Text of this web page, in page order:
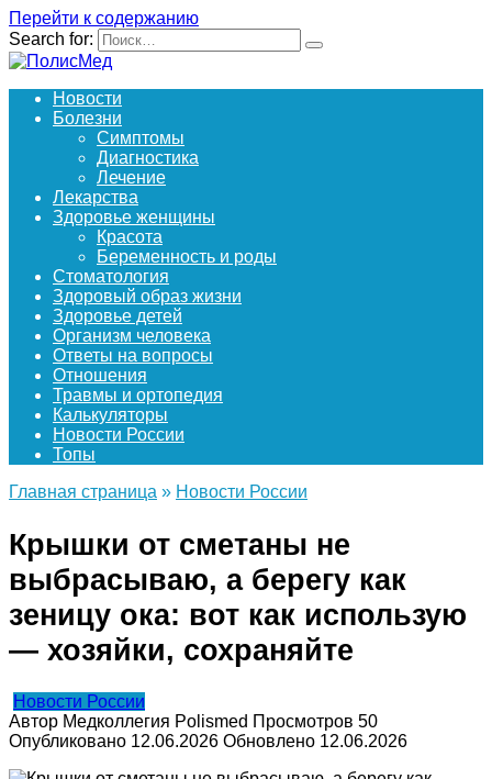
Перейти к содержанию
Search for:
Новости
Болезни
Симптомы
Диагностика
Лечение
Лекарства
Здоровье женщины
Красота
Беременность и роды
Стоматология
Здоровый образ жизни
Здоровье детей
Организм человека
Ответы на вопросы
Отношения
Травмы и ортопедия
Калькуляторы
Новости России
Топы
Главная страница » Новости России
Крышки от сметаны не
выбрасываю, а берегу как
зеницу ока: вот как использую
— хозяйки, сохраняйте
Новости России
Автор Медколлегия Polismed Просмотров 50
Опубликовано 12.06.2026 Обновлено 12.06.2026